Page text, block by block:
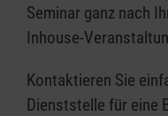
Seminar ganz nach
Inhouse-
Kontaktieren Sie
Dienststelle für eine